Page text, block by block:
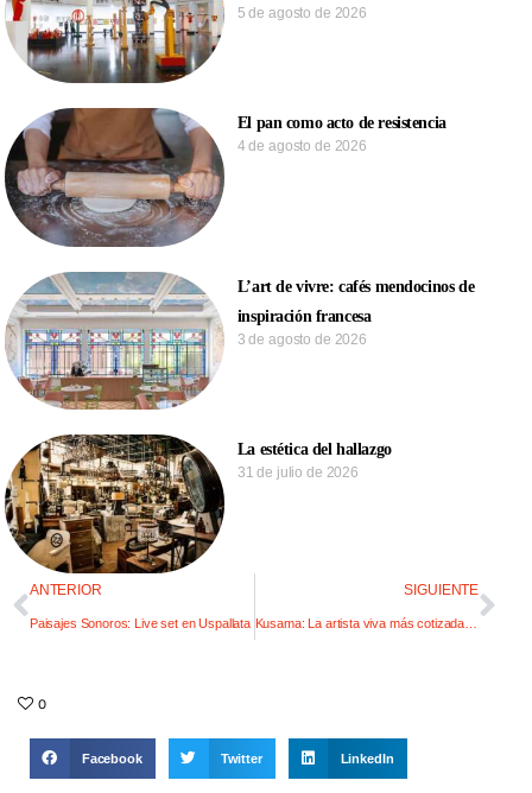
5 de agosto de 2026
El pan como acto de resistencia
4 de agosto de 2026
L’art de vivre: cafés mendocinos de
inspiración francesa
3 de agosto de 2026
La estética del hallazgo
31 de julio de 2026
ANTERIOR
Paisajes Sonoros: Live set en Uspallata
SIGUIENTE
0
Facebook Twitter LinkedIn